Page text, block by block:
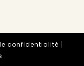
confidentialité |